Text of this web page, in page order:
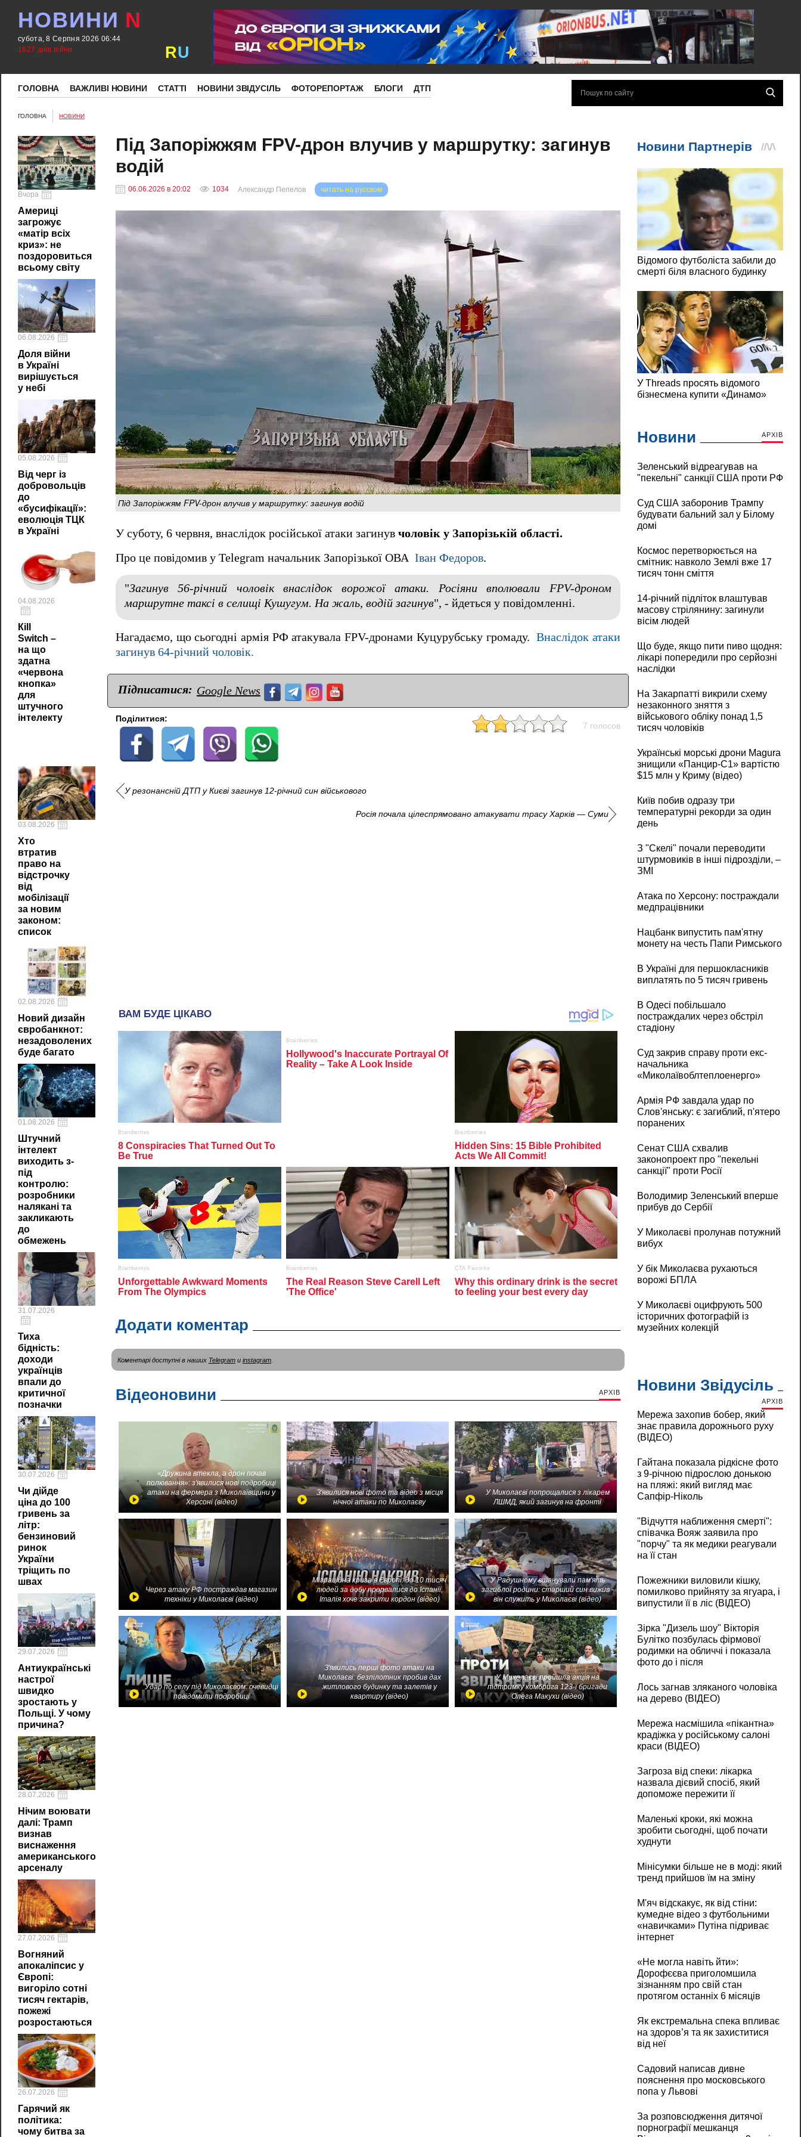
НОВИНИ N
субота, 8 Серпня 2026 06:44
1627 днів війни
RU
ГОЛОВНА ВАЖЛИВІ НОВИНИ СТАТТІ НОВИНИ ЗВІДУСІЛЬ ФОТОРЕПОРТАЖ БЛОГИ ДТП
ГОЛОВНА НОВИНИ
Вчора
Америці
загрожує
«матір всіх
криз»: не
поздоровиться
всьому світу
06.08.2026
Доля війни
в Україні
вирішується
у небі
05.08.2026
Від черг із
добровольців
до
«бусифікації»:
еволюція ТЦК
в Україні
04.08.2026
Кill
Switch –
на що
здатна
«червона
кнопка»
для
штучного
інтелекту
03.08.2026
Хто
втратив
право на
відстрочку
від
мобілізації
за новим
законом:
список
02.08.2026
Новий дизайн
євробанкнот:
незадоволених
буде багато
01.08.2026
Штучний
інтелект
виходить з-
під
контролю:
розробники
налякані та
закликають
до
обмежень
31.07.2026
Тиха
бідність:
доходи
українців
впали до
критичної
позначки
30.07.2026
Чи дійде
ціна до 100
гривень за
літр:
бензиновий
ринок
України
тріщить по
швах
29.07.2026
Антиукраїнські
настрої
швидко
зростають у
Польщі. У чому
причина?
28.07.2026
Нічим воювати
далі: Трамп
визнав
виснаження
американського
арсеналу
27.07.2026
Вогняний
апокаліпсис у
Європі:
вигоріло сотні
тисяч гектарів,
пожежі
розростаються
26.07.2026
Гарячий як
політика:
чому битва за
Під Запоріжжям FPV-дрон влучив у маршрутку: загинув
водій
06.06.2026 в 20:02 1034 читать на русском
Александр Пепелов
Під Запоріжжям FPV-дрон влучив у маршрутку: загинув водій
У суботу, 6 червня, внаслідок російської атаки загинув чоловік у Запорізькій області.
Про це повідомив у Telegram начальник Запорізької ОВА Іван Федоров.
"Загинув 56-річний чоловік внаслідок ворожої атаки. Росіяни вполювали FPV-дроном
маршрутне таксі в селищі Кушугум. На жаль, водій загинув", - йдеться у повідомленні.
Нагадаємо, що сьогодні армія РФ атакувала FPV-дронами Куцурубську громаду. Внаслідок атаки
загинув 64-річний чоловік.
Підписатися: Google News
Поділитися:
7 голосов
У резонансній ДТП у Києві загинув 12-річний син військового
Росія почала цілеспрямовано атакувати трасу Харків — Суми
Додати коментар
Коментарі доступні в наших Telegram и instagram
Відеоновини АРХІВ
«Дружина втекла, а дрон почав
полювання»: з'явилися нові подробиці
атаки на фермера з Миколаївщини у
Херсоні (відео)
З'явилися нові фото та відео з місця
нічної атаки по Миколаєву
У Миколаєві попрощалися з лікарем
ЛШМД, який загинув на фронті
Через атаку РФ постраждав магазин
техніки у Миколаєві (відео)
Міграційна криза в Європі: до 10 тисяч
людей за добу прорвалися до Іспанії,
Італія хоче закрити кордон (відео)
У Радушному вшанували пам'ять
загиблої родини: старший син вижив -
він служить у Миколаєві (відео)
Удар по селу під Миколаєвом: очевидці
повідомили подробиці
З'явились перші фото атаки на
Миколаєві: безпілотник пробив дах
житлового будинку та залетів у
квартиру (відео)
У Миколаєві пройшла акція на
підтримку комбрига 123-ї бригади
Олега Макухи (відео)
Новини АРХІВ
Зеленський відреагував на
"пекельні" санкції США проти РФ
Суд США заборонив Трампу
будувати бальний зал у Білому
домі
Космос перетворюється на
смітник: навколо Землі вже 17
тисяч тонн сміття
14-річний підліток влаштував
масову стрілянину: загинули
вісім людей
Що буде, якщо пити пиво щодня:
лікарі попередили про серйозні
наслідки
На Закарпатті викрили схему
незаконного зняття з
військового обліку понад 1,5
тисяч чоловіків
Українські морські дрони Magura
знищили «Панцир-С1» вартістю
$15 млн у Криму (відео)
Київ побив одразу три
температурні рекорди за один
день
З "Скелі" почали переводити
штурмовиків в інші підрозділи, –
ЗМІ
Атака по Херсону: постраждали
медпрацівники
Нацбанк випустить пам'ятну
монету на честь Папи Римського
В Україні для першокласників
виплатять по 5 тисяч гривень
В Одесі побільшало
постраждалих через обстріл
стадіону
Суд закрив справу проти екс-
начальника
«Миколаївоблтеплоенерго»
Армія РФ завдала удар по
Слов'янську: є загиблий, п'ятеро
поранених
Сенат США схвалив
законопроект про "пекельні
санкції" проти Росії
Володимир Зеленський вперше
прибув до Сербії
У Миколаєві пролунав потужний
вибух
У бік Миколаєва рухаються
ворожі БПЛА
У Миколаєві оцифрують 500
історичних фотографій із
музейних колекцій
Новини Звідусіль
АРХІВ
Мережа захопив бобер, який
знає правила дорожнього руху
(ВІДЕО)
Гайтана показала рідкісне фото
з 9-річною підрослою донькою
на пляжі: який вигляд має
Сапфір-Ніколь
"Відчуття наближення смерті":
співачка Вояж заявила про
"порчу" та як медики реагували
на її стан
Пожежники виловили кішку,
помилково прийняту за ягуара, і
випустили її в ліс (ВІДЕО)
Зірка "Дизель шоу" Вікторія
Булітко позбулась фірмової
родимки на обличчі і показала
фото до і після
Лось загнав зляканого чоловіка
на дерево (ВІДЕО)
Мережа насмішила «пікантна»
крадіжка у російському салоні
краси (ВІДЕО)
Загроза від спеки: лікарка
назвала дієвий спосіб, який
допоможе пережити її
Маленькі кроки, які можна
зробити сьогодні, щоб почати
худнути
Мінісумки більше не в моді: який
тренд прийшов їм на зміну
М'яч відскакує, як від стіни:
кумедне відео з футбольними
«навичками» Путіна підриває
інтернет
«Не могла навіть йти»:
Дорофєєва приголомшила
зізнанням про свій стан
протягом останніх 6 місяців
Як екстремальна спека впливає
на здоров’я та як захиститися
від неї
Садовий написав дивне
пояснення про московського
попа у Львові
За розповсюдження дитячої
порнографії мешканця